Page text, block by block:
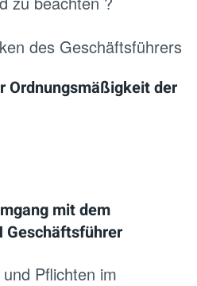
des Geschäftsführers
Ordnungsmäßigkeit der
mit dem
Geschäftsführer
Pflichten im